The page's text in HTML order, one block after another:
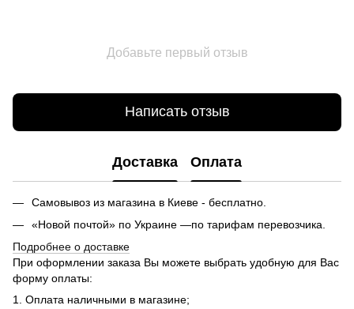
Добавьте первый отзыв
Написать отзыв
Доставка Оплата
Самовывоз из магазина в Киеве - бесплатно.
«Новой почтой» по Украине —по тарифам перевозчика.
Подробнее о доставке
При оформлении заказа Вы можете выбрать удобную для Вас
форму оплаты:
1. Оплата наличными в магазине;